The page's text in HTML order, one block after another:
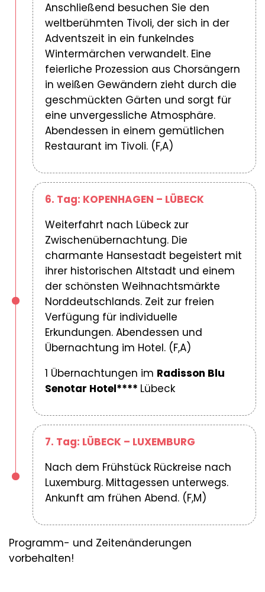
Anschließend besuchen Sie den
weltberühmten Tivoli, der sich in der
Adventszeit in ein funkelndes
Wintermärchen verwandelt. Eine
feierliche Prozession aus Chorsängern
in weißen Gewändern zieht durch die
geschmückten Gärten und sorgt für
eine unvergessliche Atmosphäre.
Abendessen in einem gemütlichen
Restaurant im Tivoli. (F,A)
6. Tag: KOPENHAGEN – LÜBECK
Weiterfahrt nach Lübeck zur
Zwischenübernachtung. Die
charmante Hansestadt begeistert mit
ihrer historischen Altstadt und einem
der schönsten Weihnachtsmärkte
Norddeutschlands. Zeit zur freien
Verfügung für individuelle
Erkundungen. Abendessen und
Übernachtung im Hotel. (F,A)
1 Übernachtungen im Radisson Blu
Senotar Hotel**** Lübeck
7. Tag: LÜBECK – LUXEMBURG
Nach dem Frühstück Rückreise nach
Luxemburg. Mittagessen unterwegs.
Ankunft am frühen Abend. (F,M)
Programm- und Zeitenänderungen
vorbehalten!